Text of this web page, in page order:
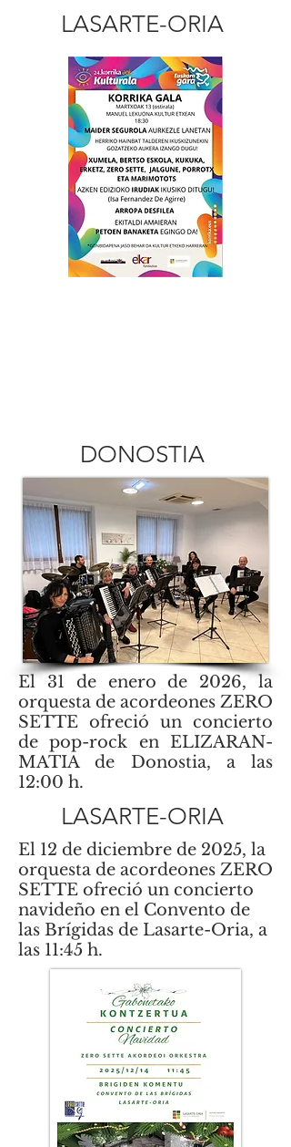
LASARTE-ORIA
DONOSTIA
El 31 de enero de 2026, la
orquesta de acordeones ZERO
SETTE ofreció un concierto
de pop-rock en ELIZARAN-
MATIA de Donostia, a las
12:00 h.
LASARTE-ORIA
El 12 de diciembre de 2025, la
orquesta de acordeones ZERO
SETTE ofreció un concierto
navideño en el Convento de
las Brígidas de Lasarte-Oria, a
las 11:45 h.